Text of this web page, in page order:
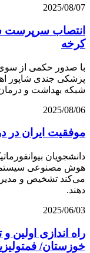
2025/08/07
انتصاب سرپرست
کرخه
با صدور حکمی از سوی
پزشکی جندی شاپور
شبکه بهداشت و
2025/08/06
موفقیت ایران
دانشجویان
هوش مصنوعی
می‌کند تشخیص و
دهند.
2025/06/03
راه اندازی اولین
خوزستان/